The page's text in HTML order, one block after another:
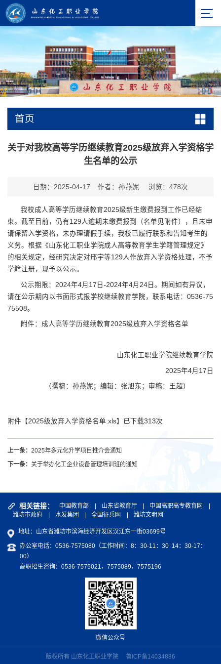
首页
关于对我校高等学历继续教育2025级放弃入学资格学
生名单的公示
日期：2025-04-17 作者：孙燕妮 浏览： 478次
我校成人高等学历继续教育2025级新生缴费报到工作已经结
束。截至目前，仍有129人逾期未缴费报到（名单见附件），且未申
请保留入学资格，未办理请假手续，我校已履行联系和告知考生的
义务。根据《山东化工职业学院成人高等教育学生学籍管理规定》
的相关规定，经研究决定对邢宇等129人作放弃入学资格处理，不予
学籍注册，现予以公示。
公示期限：2024年4月17日-2024年4月24日。期间如有异议，
请在公示期内以书面形式报学校继续教育学院，联系电话：0536-75
75508。
附件：成人高等学历继续教育2025级放弃入学资格名单
山东化工职业学院继续教育学院
2025年4月17日
（撰稿：孙燕妮；编辑：张旭东；审稿：王超）
附件【2025级放弃入学资格名单.xls】已下载313次
上一条： 2025年多元化升学项目推介会通知
下一条： 关于举办化工企业设备管理培训班的通知
相关链接： 中国教育部 山东省教育厅 中国高职高专教育网
潍坊市政府
水发集团 全国征兵网 潍坊文明网
地址：山东省潍坊市滨海经济开发区汉江东一街03699号
办公室电话：0536-7575080（工作时间：8：30-11：30 14：30-17：
00）
高职招生咨询：0536-7575021，7575089，7575196
微信公众号
版权所有 山东化工职业学院 鲁ICP备14034886